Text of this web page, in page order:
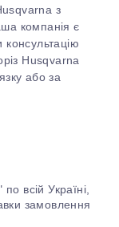
з
компанія є
Husqvarna
або за
всій Україні,
замовлення